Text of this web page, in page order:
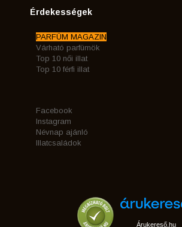
Érdekességek
PARFÜM MAGAZIN
Várható parfümök
Top 10 női illat
Top 10 férfi illat
Facebook
Instagram
Névnap ajánló
Illatcsaládok
Árukereső.hu